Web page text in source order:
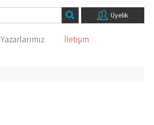
Üyelik
Yazarlarımız
İletişim